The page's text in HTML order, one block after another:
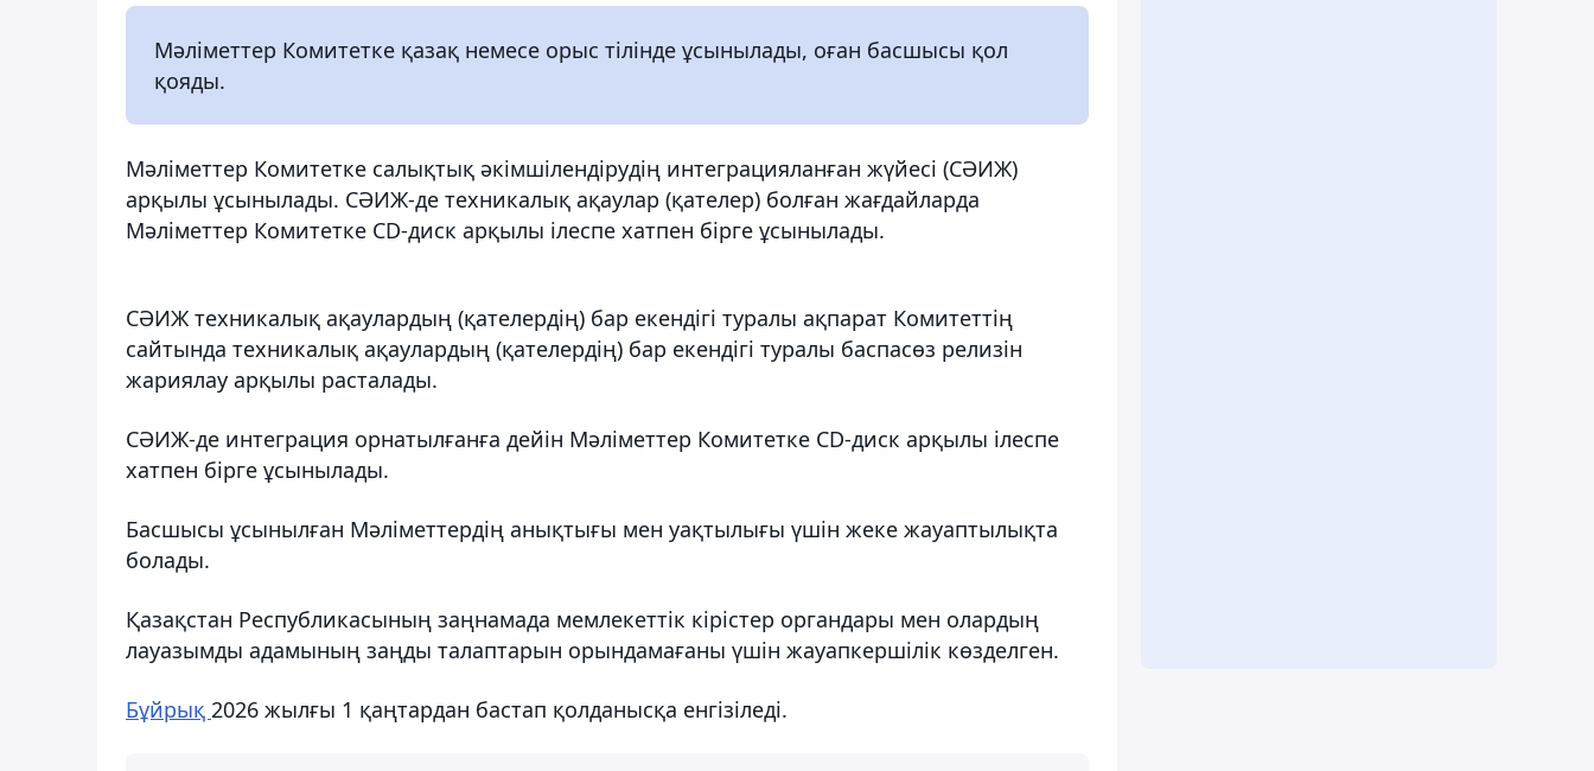
Мәліметтер Комитетке қазақ немесе орыс тілінде ұсынылады, оған басшысы қол
қояды.
Мәліметтер Комитетке салықтық әкімшілендірудің интеграцияланған жүйесі (СӘИЖ)
арқылы ұсынылады. СӘИЖ-де техникалық ақаулар (қателер) болған жағдайларда
Мәліметтер Комитетке CD-диск арқылы ілеспе хатпен бірге ұсынылады.
СӘИЖ техникалық ақаулардың (қателердің) бар екендігі туралы ақпарат Комитеттің
сайтында техникалық ақаулардың (қателердің) бар екендігі туралы баспасөз релизін
жариялау арқылы расталады.
СӘИЖ-де интеграция орнатылғанға дейін Мәліметтер Комитетке CD-диск арқылы ілеспе
хатпен бірге ұсынылады.
Басшысы ұсынылған Мәліметтердің анықтығы мен уақтылығы үшін жеке жауаптылықта
болады.
Қазақстан Республикасының заңнамада мемлекеттік кірістер органдары мен олардың
лауазымды адамының заңды талаптарын орындамағаны үшін жауапкершілік көзделген.
Бұйрық 2026 жылғы 1 қаңтардан бастап қолданысқа енгізіледі.